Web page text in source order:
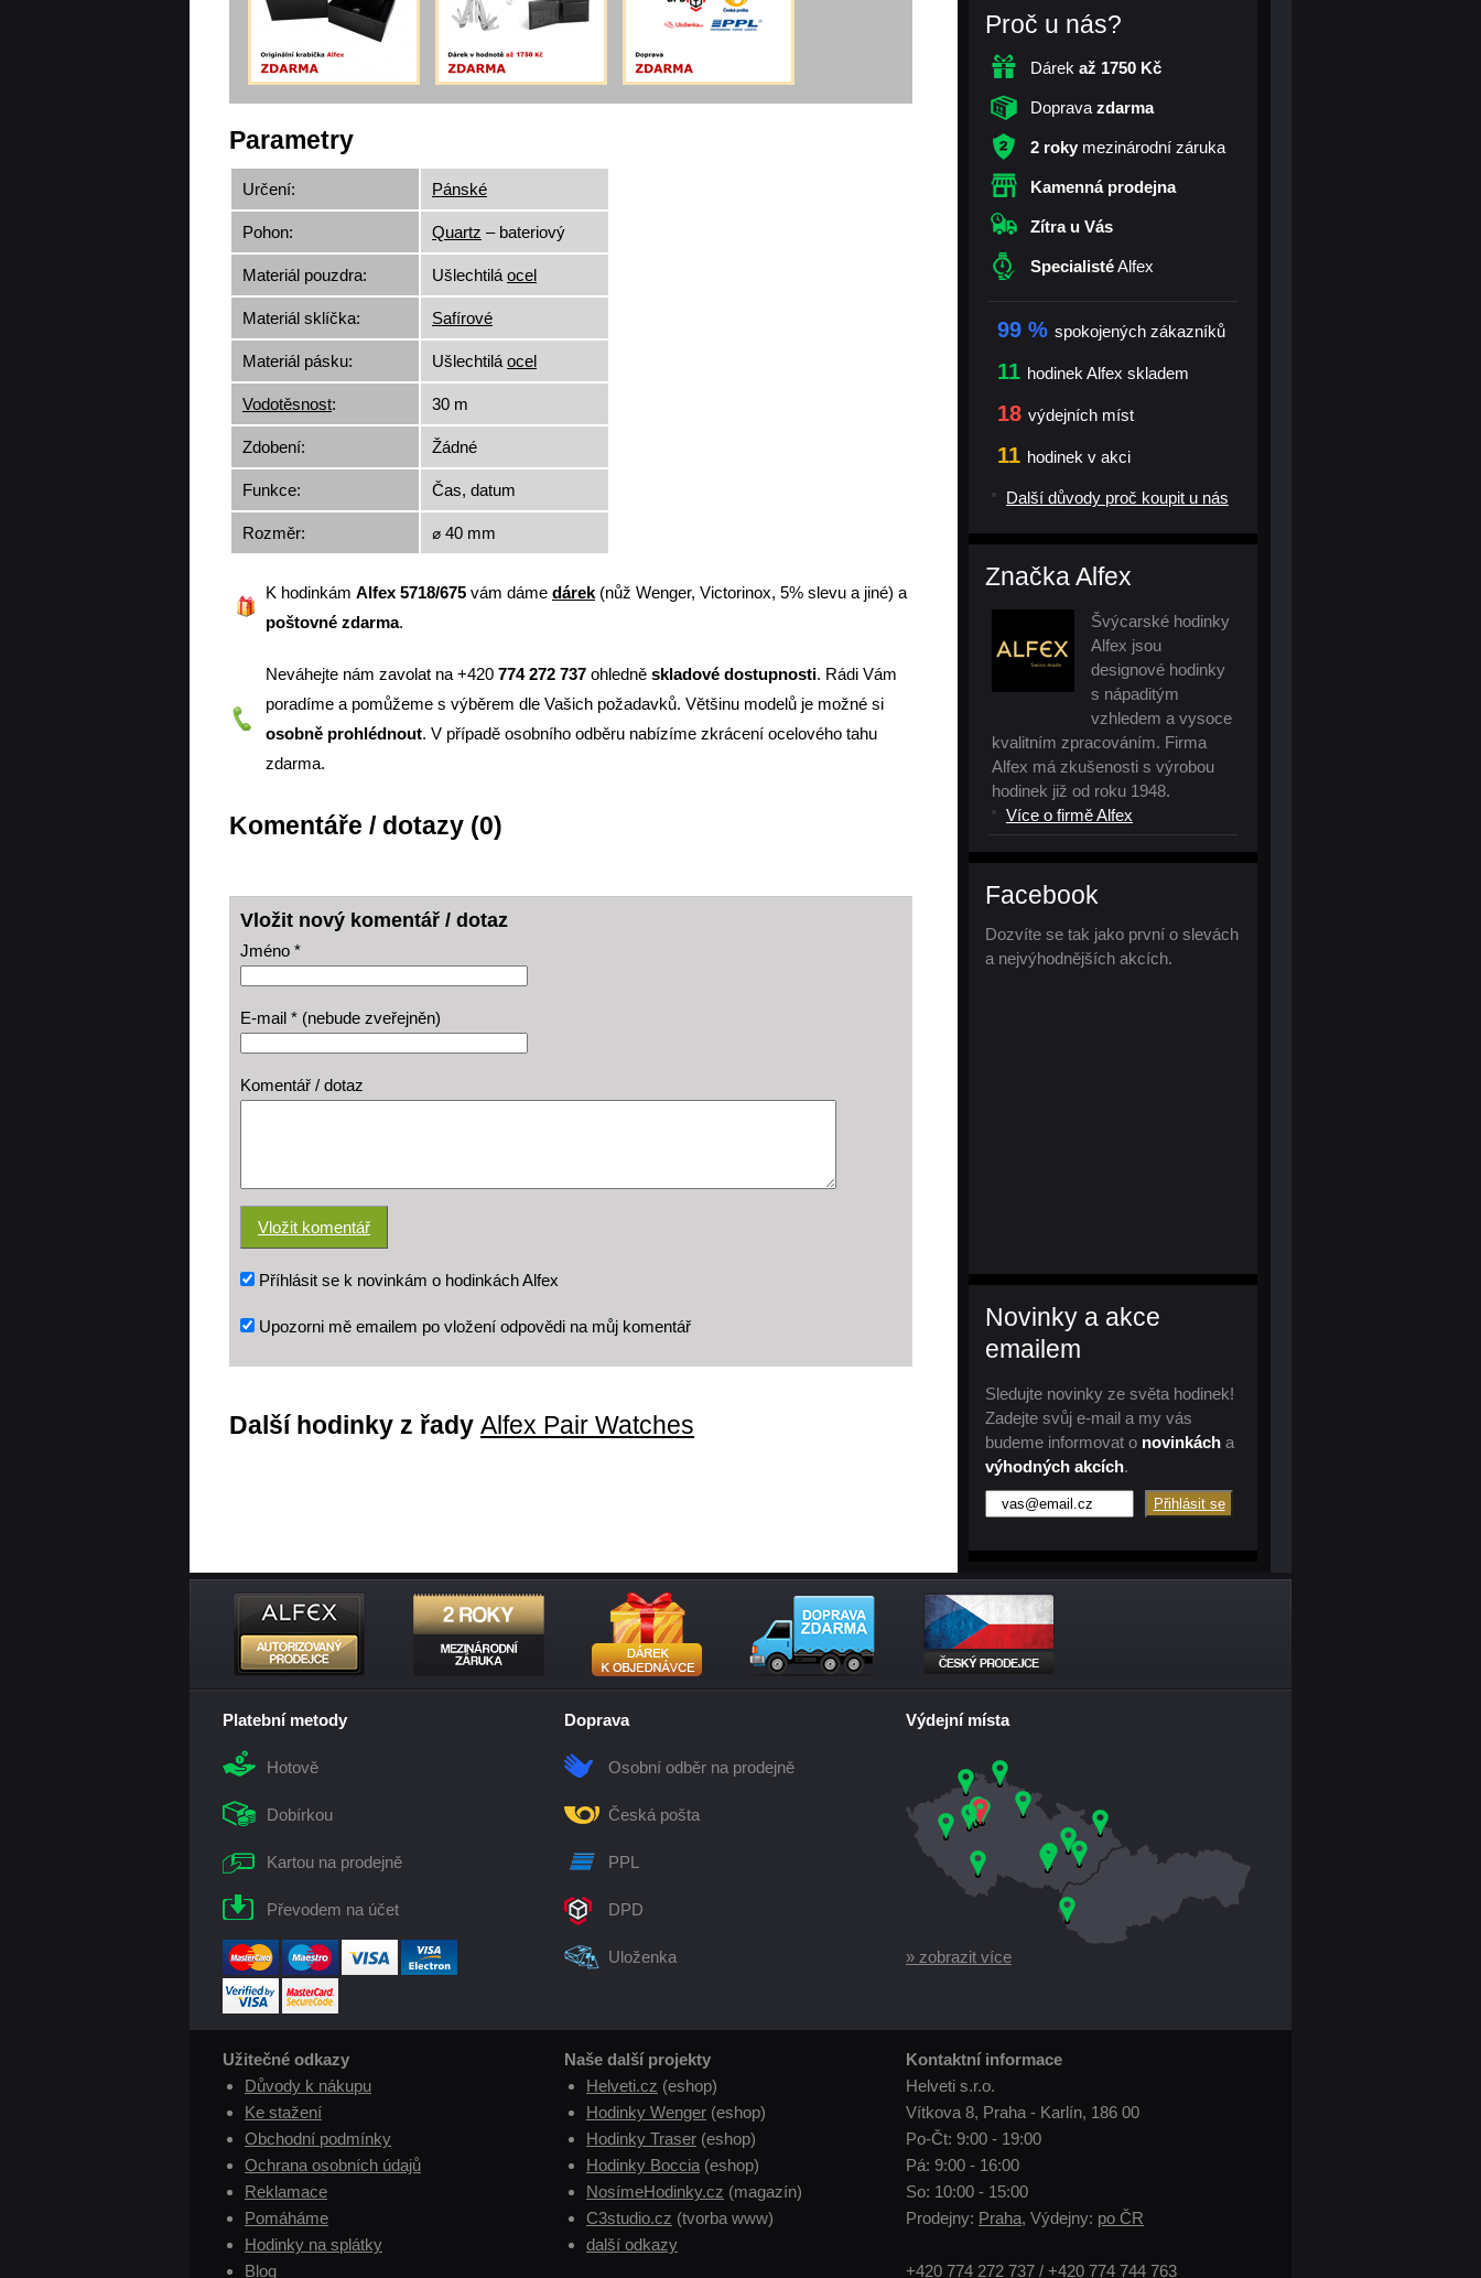
Parametry
Určení: Pánské
Pohon: Quartz – bateriový
Materiál pouzdra: Ušlechtilá ocel
Materiál sklíčka: Safírové
Materiál pásku: Ušlechtilá ocel
Vodotěsnost: 30 m
Zdobení: Žádné
Funkce: Čas, datum
Rozměr: ⌀ 40 mm
K hodinkám Alfex 5718/675 vám dáme dárek (nůž Wenger, Victorinox, 5% slevu a jiné) a
poštovné zdarma.
Neváhejte nám zavolat na +420 774 272 737 ohledně skladové dostupnosti. Rádi Vám
poradíme a pomůžeme s výběrem dle Vašich požadavků. Většinu modelů je možné si
osobně prohlédnout. V případě osobního odběru nabízíme zkrácení ocelového tahu
zdarma.
Komentáře / dotazy (0)
Vložit nový komentář / dotaz
Jméno *
E-mail * (nebude zveřejněn)
Komentář / dotaz
Příhlásit se k novinkám o hodinkách Alfex
Upozorni mě emailem po vložení odpovědi na můj komentář
Další hodinky z řady Alfex Pair Watches
Proč u nás?
Dárek až 1750 Kč
Doprava zdarma
2 roky mezinárodní záruka
Kamenná prodejna
Zítra u Vás
SpecialistéAlfex
99 % spokojených zákazníků
11 hodinek Alfex skladem
18 výdejních míst
11 hodinek v akci
Další důvody proč koupit u nás
Značka Alfex
Švýcarské hodinky
Alfex jsou
designové hodinky
s nápaditým
vzhledem a vysoce
kvalitním zpracováním. Firma
Alfex má zkušenosti s výrobou
hodinek již od roku 1948.
Více o firmě Alfex
Facebook
Dozvíte se tak jako první o slevách
a nejvýhodnějších akcích.
Novinky a akce
emailem
Sledujte novinky ze světa hodinek!
Zadejte svůj e-mail a my vás
budeme informovat o novinkách a
výhodných akcích.
Platební metody
Hotově
Dobírkou
Kartou na prodejně
Převodem na účet
Doprava
Osobní odběr na prodejně
Česká pošta
PPL
DPD
Uloženka
Výdejní místa
» zobrazit více
Užitečné odkazy
Důvody k nákupu
Ke stažení
Obchodní podmínky
Ochrana osobních údajů
Reklamace
Pomáháme
Hodinky na splátky
Blog
Naše další projekty
Helveti.cz (eshop)
Hodinky Wenger (eshop)
Hodinky Traser (eshop)
Hodinky Boccia (eshop)
NosímeHodinky.cz (magazín)
C3studio.cz (tvorba www)
další odkazy
Kontaktní informace
Helveti s.r.o.
Vítkova 8, Praha - Karlín, 186 00
Po-Čt: 9:00 - 19:00
Pá: 9:00 - 16:00
So: 10:00 - 15:00
Prodejny: Praha, Výdejny: po ČR
+420 774 272 737 / +420 774 744 763